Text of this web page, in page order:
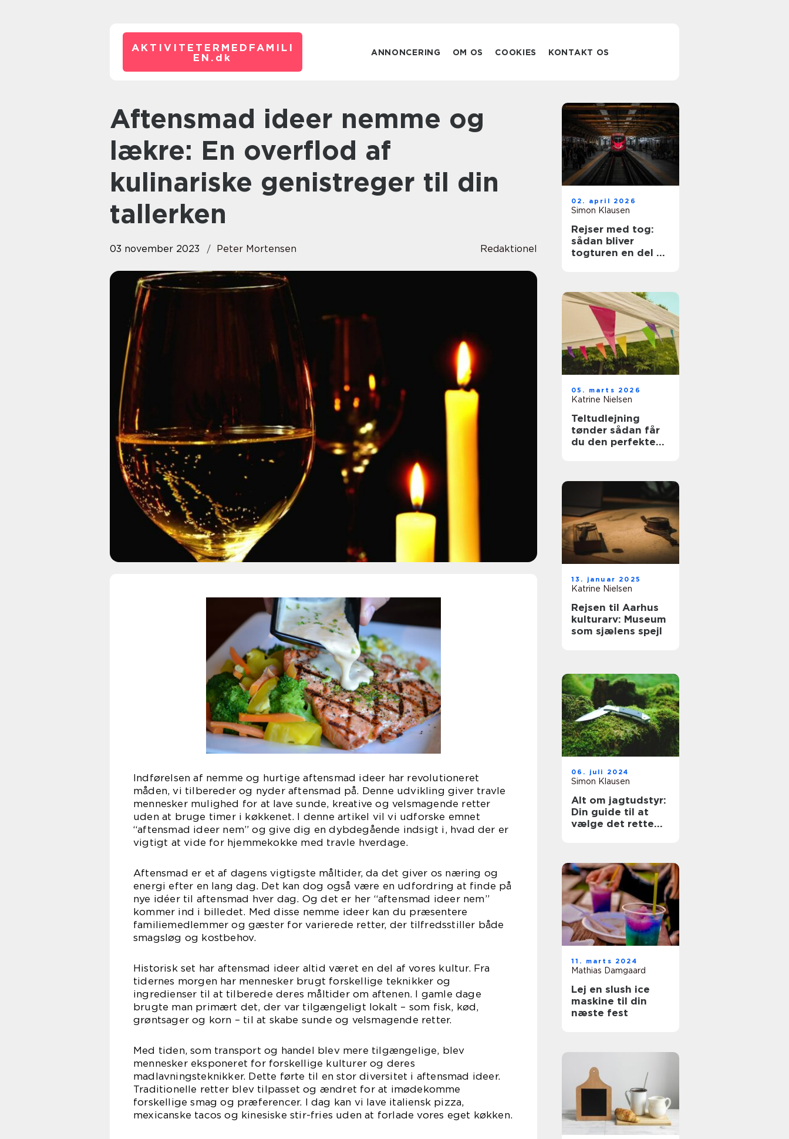
AKTIVITETERMEDFAMILI
EN. dk ANNONCERING OM OS COOKIES KONTAKT OS
Aftensmad ideer nemme og
lækre: En overflod af
kulinariske genistreger til din
tallerken
03 november 2023 Peter Mortensen Redaktionel
Indførelsen af nemme og hurtige aftensmad ideer har revolutioneret
måden, vi tilbereder og nyder aftensmad på. Denne udvikling giver travle
mennesker mulighed for at lave sunde, kreative og velsmagende retter
uden at bruge timer i køkkenet. I denne artikel vil vi udforske emnet
“aftensmad ideer nem” og give dig en dybdegående indsigt i, hvad der er
vigtigt at vide for hjemmekokke med travle hverdage.
Aftensmad er et af dagens vigtigste måltider, da det giver os næring og
energi efter en lang dag. Det kan dog også være en udfordring at finde på
nye idéer til aftensmad hver dag. Og det er her “aftensmad ideer nem”
kommer ind i billedet. Med disse nemme ideer kan du præsentere
familiemedlemmer og gæster for varierede retter, der tilfredsstiller både
smagsløg og kostbehov.
Historisk set har aftensmad ideer altid været en del af vores kultur. Fra
tidernes morgen har mennesker brugt forskellige teknikker og
ingredienser til at tilberede deres måltider om aftenen. I gamle dage
brugte man primært det, der var tilgængeligt lokalt – som fisk, kød,
grøntsager og korn – til at skabe sunde og velsmagende retter.
Med tiden, som transport og handel blev mere tilgængelige, blev
mennesker eksponeret for forskellige kulturer og deres
madlavningsteknikker. Dette førte til en stor diversitet i aftensmad ideer.
Traditionelle retter blev tilpasset og ændret for at imødekomme
forskellige smag og præferencer. I dag kan vi lave italiensk pizza,
mexicanske tacos og kinesiske stir-fries uden at forlade vores eget køkken.
02. april 2026
Simon Klausen
Rejser med tog:
sådan bliver
togturen en del af
05. marts 2026
Katrine Nielsen
Teltudlejning
tønder sådan får
du den perfekte
13. januar 2025
Katrine Nielsen
Rejsen til Aarhus
kulturarv: Museum
som sjælens spejl
06. juli 2024
Simon Klausen
Alt om jagtudstyr:
Din guide til at
vælge det rette
11. marts 2024
Mathias Damgaard
Lej en slush ice
maskine til din
næste fest